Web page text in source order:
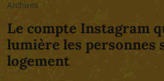
Archives
Le compte Instagram
lumière les personnes
logement